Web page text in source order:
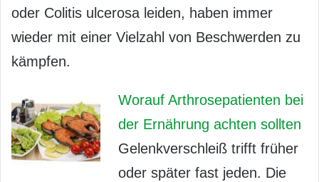
oder Colitis ulcerosa leiden, haben immer
wieder mit einer Vielzahl von Beschwerden zu
kämpfen.
Worauf Arthrosepatienten bei
der Ernährung achten sollten
Gelenkverschleiß trifft früher
oder später fast jeden. Die